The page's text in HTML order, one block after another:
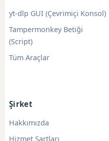
yt-dlp GUI (Çevrimiçi Konsol)
Tampermonkey Betiği
(Script)
Tüm Araçlar
Şirket
Hakkımızda
Hizmet Şartları